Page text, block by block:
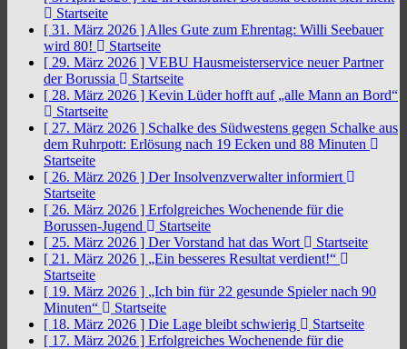
Startseite
[ 31. März 2026 ] Alles Gute zum Ehrentag: Willi Seebauer
wird 80!
Startseite
[ 29. März 2026 ] VEBU Hausmeisterservice neuer Partner
der Borussia
Startseite
[ 28. März 2026 ] Kevin Lüder hofft auf „alle Mann an Bord“
Startseite
[ 27. März 2026 ] Schalke des Südwestens gegen Schalke aus
dem Ruhrpott: Erlösung nach 19 Ecken und 88 Minuten
Startseite
[ 26. März 2026 ] Der Insolvenzverwalter informiert
Startseite
[ 26. März 2026 ] Erfolgreiches Wochenende für die
Borussen-Jugend
Startseite
[ 25. März 2026 ] Der Vorstand hat das Wort
Startseite
[ 21. März 2026 ] „Ein besseres Resultat verdient!“
Startseite
[ 19. März 2026 ] „Ich bin für 22 gesunde Spieler nach 90
Minuten“
Startseite
[ 18. März 2026 ] Die Lage bleibt schwierig
Startseite
[ 17. März 2026 ] Erfolgreiches Wochenende für die